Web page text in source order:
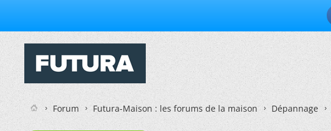
Forum Futura-Maison : les forums de la maison Dépannage